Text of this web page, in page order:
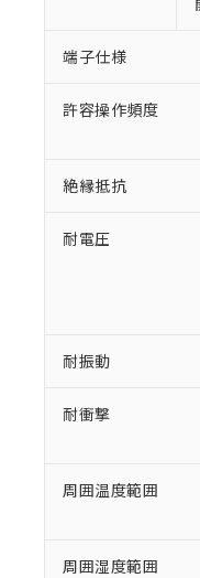
端子仕様
許容操作頻度
絶縁抵抗
耐電圧
耐振動
耐衝撃
周囲温度範囲
周囲湿度範囲